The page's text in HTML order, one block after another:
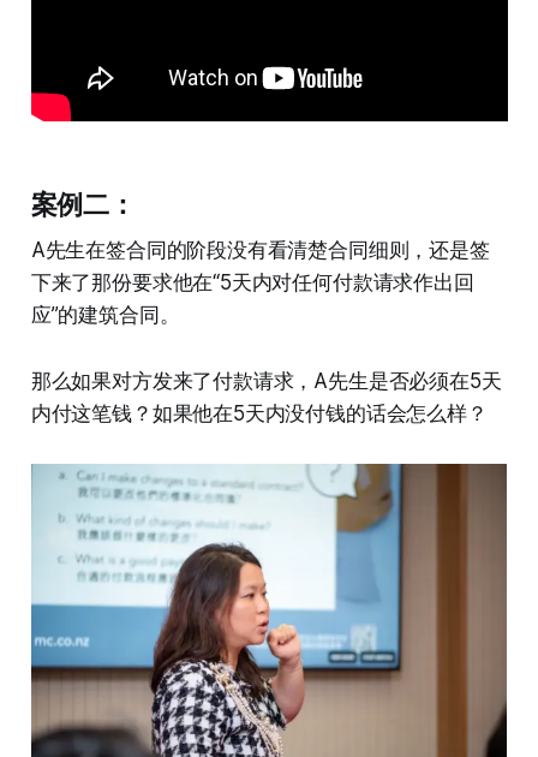
案例二：
A先生在签合同的阶段没有看清楚合同细则，还是签
下来了那份要求他在“5天内对任何付款请求作出回
应”的建筑合同。
那么如果对方发来了付款请求，A先生是否必须在5天
内付这笔钱？如果他在5天内没付钱的话会怎么样？